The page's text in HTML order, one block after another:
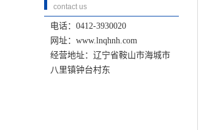
contact us
电话：0412-3930020
网址：www.lnqhnh.com
经营地址：辽宁省鞍山市海城市
八里镇钟台村东